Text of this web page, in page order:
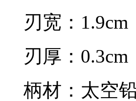
刃宽：1.9cm
刃厚：0.3cm
柄材：太空